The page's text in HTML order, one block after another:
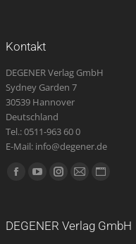
Kontakt
DEGENER Verlag GmbH
Sydney Garden 7
30539 Hannover
Deutschland
Tel.: 0511-963 60 0
E-Mail: info@degener.de
Finden Sie uns auf:
Facebook
in
YouTube
in
Instagram
in
E-
opens
Website
in
DEGENER Verlag GmbH